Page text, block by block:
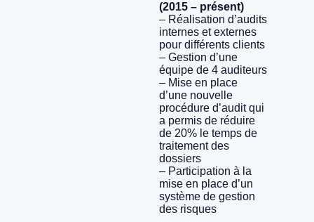
(2015 – présent)
– Réalisation d’audits
internes et externes
pour différents clients
– Gestion d’une
équipe de 4 auditeurs
– Mise en place
d’une nouvelle
procédure d’audit qui
a permis de réduire
de 20% le temps de
traitement des
dossiers
– Participation à la
mise en place d’un
système de gestion
des risques